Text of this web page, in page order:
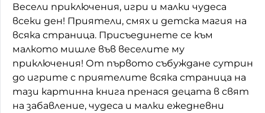
Весели приключения, игри и малки чудеса
всеки ден! Приятели, смях и детска магия на
всяка страница. Присъединете се към
малкото мишле във веселите му
приключения! От първото събуждане сутрин
до игрите с приятелите всяка страница на
тази картинна книга пренася децата в свят
на забавление, чудеса и малки ежедневни